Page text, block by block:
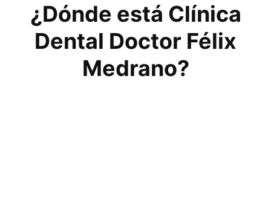
¿Dónde está Clínica
Dental Doctor Félix
Medrano?